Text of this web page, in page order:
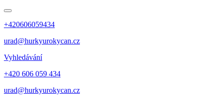
+420606059434
urad@hurkyurokycan.cz
Vyhledávání
+420 606 059 434
urad@hurkyurokycan.cz